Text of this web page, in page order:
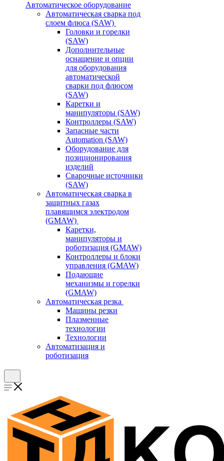
Автоматическое оборудование
Автоматическая сварка под
слоем флюса (SAW)
Головки и горелки
(SAW)
Дополнительные
оснащение и опции
для оборудования
автоматической
сварки под флюсом
(SAW)
Каретки и
манипуляторы (SAW)
Контроллеры (SAW)
Запасные части
Automation (SAW)
Оборудование для
позиционирования
изделий
Сварочные источники
(SAW)
Автоматическая сварка в
защитных газах
плавящимся электродом
(GMAW)
Каретки,
манипуляторы и
роботизация (GMAW)
Контроллеры и блоки
управления (GMAW)
Подающие
механизмы и горелки
(GMAW)
Автоматическая резка
Машины резки
Плазменные
технологии
Технологии
Автоматизация и
роботизация